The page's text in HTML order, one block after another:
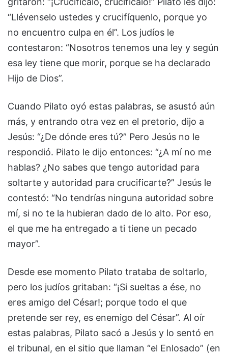
“Llévenselo ustedes y crucifíquenlo, porque yo
no encuentro culpa en él”. Los judíos le
contestaron: “Nosotros tenemos una ley y según
esa ley tiene que morir, porque se ha declarado
Hijo de Dios”.
Cuando Pilato oyó estas palabras, se asustó aún
más, y entrando otra vez en el pretorio, dijo a
Jesús: “¿De dónde eres tú?” Pero Jesús no le
respondió. Pilato le dijo entonces: “¿A mí no me
hablas? ¿No sabes que tengo autoridad para
soltarte y autoridad para crucificarte?” Jesús le
contestó: “No tendrías ninguna autoridad sobre
mí, si no te la hubieran dado de lo alto. Por eso,
el que me ha entregado a ti tiene un pecado
mayor”.
Desde ese momento Pilato trataba de soltarlo,
pero los judíos gritaban: “¡Si sueltas a ése, no
eres amigo del César!; porque todo el que
pretende ser rey, es enemigo del César”. Al oír
estas palabras, Pilato sacó a Jesús y lo sentó en
el tribunal, en el sitio que llaman “el Enlosado” (en